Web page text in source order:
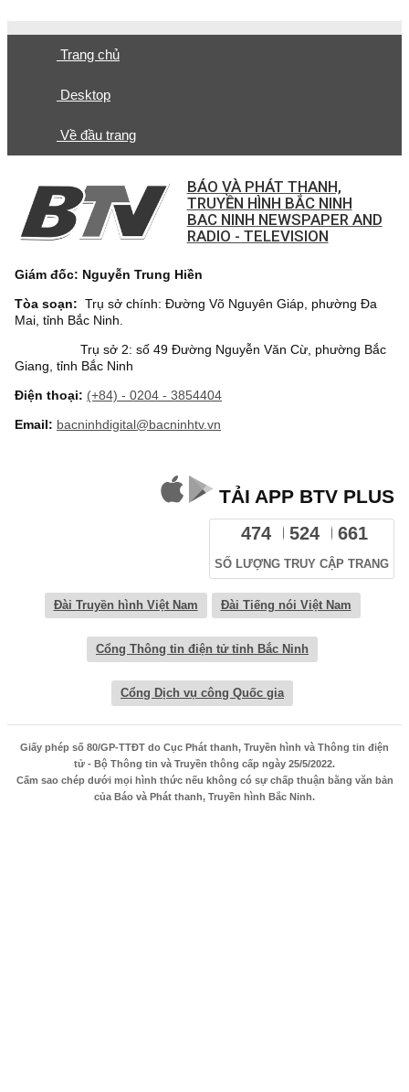
Trang chủ
Desktop
Về đầu trang
BÁO VÀ PHÁT THANH,
TRUYỀN HÌNH BẮC NINH
BAC NINH NEWSPAPER AND
RADIO - TELEVISION
Giám đốc: Nguyễn Trung Hiền
Tòa soạn: Trụ sở chính: Đường Võ Nguyên Giáp, phường Đa
Mai, tỉnh Bắc Ninh.
Trụ sở 2: số 49 Đường Nguyễn Văn Cừ, phường Bắc
Giang, tỉnh Bắc Ninh
Điện thoại: (+84) - 0204 - 3854404
Email: bacninhdigital@bacninhtv.vn
TẢI APP BTV PLUS
474 524 661
SỐ LƯỢNG TRUY CẬP TRANG
Đài Truyền hình Việt Nam Đài Tiếng nói Việt Nam
Cổng Thông tin điện tử tỉnh Bắc Ninh
Cổng Dịch vụ công Quốc gia
Giấy phép số 80/GP-TTĐT do Cục Phát thanh, Truyền hình và Thông tin điện
tử - Bộ Thông tin và Truyền thông cấp ngày 25/5/2022.
Cấm sao chép dưới mọi hình thức nếu không có sự chấp thuận bằng văn bản
của Báo và Phát thanh, Truyền hình Bắc Ninh.